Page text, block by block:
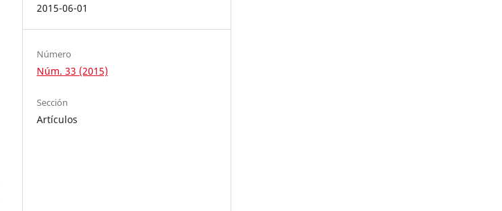
2015-06-01
Número
Núm. 33 (2015)
Sección
Artículos